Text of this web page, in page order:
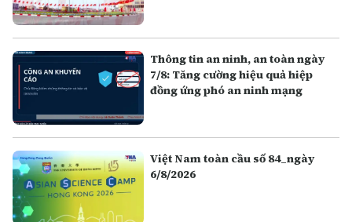
Thông tin an ninh, an toàn ngày
7/8: Tăng cường hiệu quả hiệp
đồng ứng phó an ninh mạng
Việt Nam toàn cầu số 84_ngày
6/8/2026